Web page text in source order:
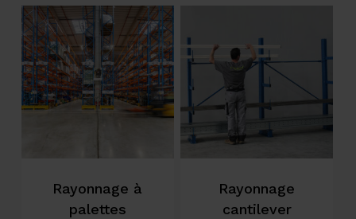
Rayonnage à
palettes
Rayonnage
cantilever